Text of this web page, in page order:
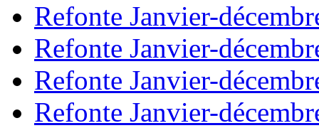
Refonte Janvier-
Refonte Janvier-
Refonte Janvier-
Refonte Janvier-